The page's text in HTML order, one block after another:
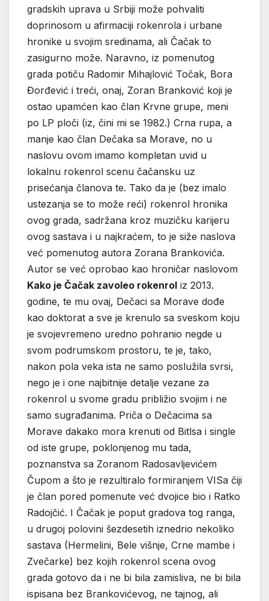
gradskih uprava u Srbiji može pohvaliti
doprinosom u afirmaciji rokenrola i urbane
hronike u svojim sredinama, ali Čačak to
zasigurno može. Naravno, iz pomenutog
grada potiču Radomir Mihajlović Točak, Bora
Đorđević i treći, onaj, Zoran Branković koji je
ostao upamćen kao član Krvne grupe, meni
po LP ploči (iz, čini mi se 1982.) Crna rupa, a
manje kao član Dečaka sa Morave, no u
naslovu ovom imamo kompletan uvid u
lokalnu rokenrol scenu čačansku uz
prisećanja članova te. Tako da je (bez imalo
ustezanja se to može reći) rokenrol hronika
ovog grada, sadržana kroz muzičku karijeru
ovog sastava i u najkraćem, to je siže naslova
već pomenutog autora Zorana Brankovića.
Autor se već oprobao kao hroničar naslovom
Kako je Čačak zavoleo rokenrol iz 2013.
godine, te mu ovaj, Dečaci sa Morave dođe
kao doktorat a sve je krenulo sa sveskom koju
je svojevremeno uredno pohranio negde u
svom podrumskom prostoru, te je, tako,
nakon pola veka ista ne samo poslužila svrsi,
nego je i one najbitnije detalje vezane za
rokenrol u svome gradu približio svojim i ne
samo sugrađanima. Priča o Dečacima sa
Morave dakako mora krenuti od Bitlsa i single
od iste grupe, poklonjenog mu tada,
poznanstva sa Zoranom Radosavljevićem
Čupom a što je rezultiralo formiranjem VISa čiji
je član pored pomenute već dvojice bio i Ratko
Radojčić. I Čačak je poput gradova tog ranga,
u drugoj polovini šezdesetih iznedrio nekoliko
sastava (Hermelini, Bele višnje, Crne mambe i
Zvečarke) bez kojih rokenrol scena ovog
grada gotovo da i ne bi bila zamisliva, ne bi bila
ispisana bez Brankovićevog, ne tajnog, ali